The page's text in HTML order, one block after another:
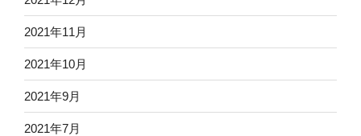
2021年11月
2021年10月
2021年9月
2021年7月